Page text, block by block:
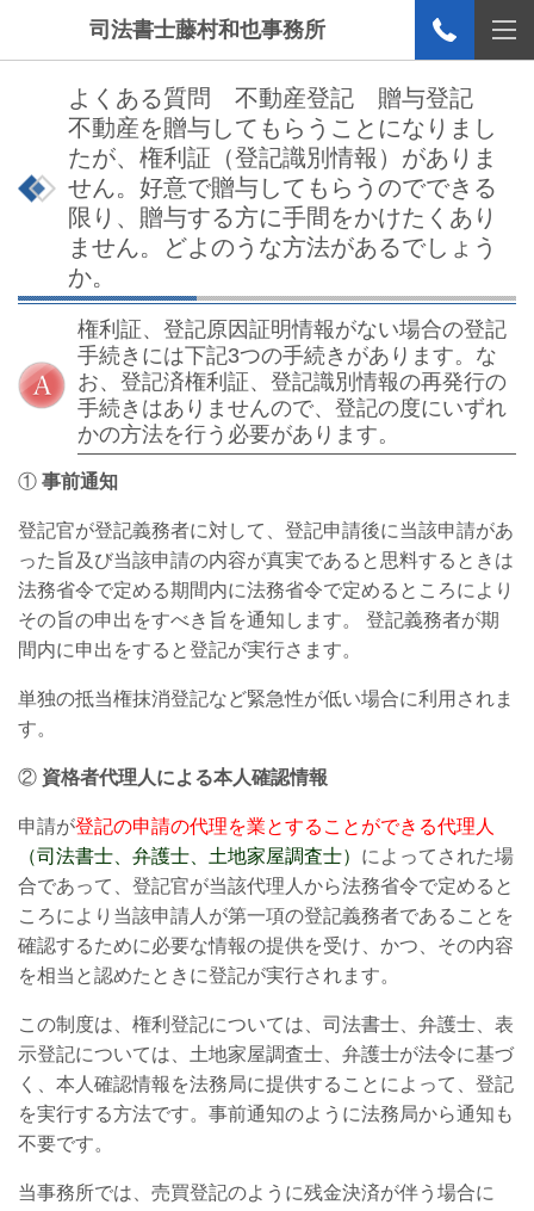
司法書士藤村和也事務所
よくある質問 不動産登記 贈与登記
不動産を贈与してもらうことになりまし
たが、権利証（登記識別情報）がありま
せん。好意で贈与してもらうのでできる
限り、贈与する方に手間をかけたくあり
ません。どよのうな方法があるでしょう
か。
権利証、登記原因証明情報がない場合の登記
手続きには下記3つの手続きがあります。な
お、登記済権利証、登記識別情報の再発行の
手続きはありませんので、登記の度にいずれ
かの方法を行う必要があります。
① 事前通知
登記官が登記義務者に対して、登記申請後に当該申請があ
った旨及び当該申請の内容が真実であると思料するときは
法務省令で定める期間内に法務省令で定めるところにより
その旨の申出をすべき旨を通知します。 登記義務者が期
間内に申出をすると登記が実行さます。
単独の抵当権抹消登記など緊急性が低い場合に利用されま
す。
② 資格者代理人による本人確認情報
申請が登記の申請の代理を業とすることができる代理人
（司法書士、弁護士、土地家屋調査士） によってされた場
合であって、登記官が当該代理人から法務省令で定めると
ころにより当該申請人が第一項の登記義務者であることを
確認するために必要な情報の提供を受け、かつ、その内容
を相当と認めたときに登記が実行されます。
この制度は、権利登記については、司法書士、弁護士、表
示登記については、土地家屋調査士、弁護士が法令に基づ
く、本人確認情報を法務局に提供することによって、登記
を実行する方法です。事前通知のように法務局から通知も
不要です。
当事務所では、売買登記のように残金決済が伴う場合に